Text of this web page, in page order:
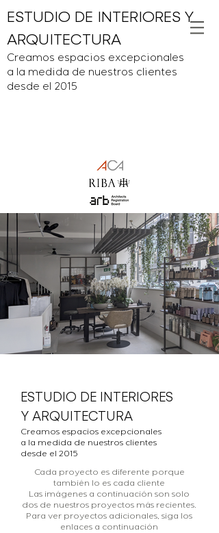
ESTUDIO DE INTERIORES Y
ARQUITECTURA
Creamos espacios excepcionales
a la medida de nuestros clientes
desde el 2015
Exclusive hair salon interior design project in
London by ©atelierEURA
apartment refurbishment
High-end bespoke residential interior design
project in London by ©atelierEURA
London
apartment refurbishment
High-end bespoke residential interior design
project in London by ©atelierEURA
London
Modern high end Foodcourt hospitality design
project in London by ©atelierEURA
High-end bespoke residential interior design
project in London by ©atelierEURA
Exclusive hair salon interior design project in
London by ©atelierEURA
High-end bespoke residential interior design
project in London by ©atelierEURA
Modern burger restaurant concept design
project in London by ©atelierEURA Photo by
©morleyvonsternberg
ESTUDIO DE INTERIORES
Y ARQUITECTURA
Creamos espacios excepcionales
a la medida de nuestros clientes
desde el 2015
Cada proyecto es diferente porque
también lo es cada cliente
Las imágenes a continuación son solo
dos de nuestros proyectos más recientes.
Para ver proyectos adicionales, siga los
enlaces a continuación